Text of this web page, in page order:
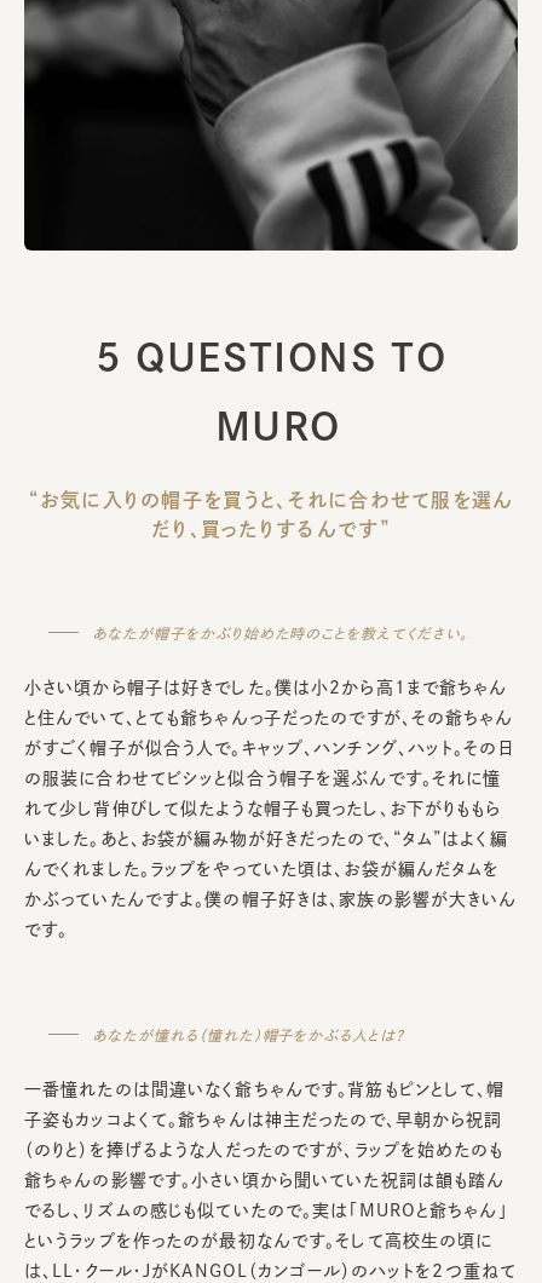
5 QUESTIONS TO
MURO
“お気に入りの帽子を買うと、それに合わせて服を選ん
だり、買ったりするんです”
あなたが帽子をかぶり始めた時のことを教えてください。
小さい頃から帽子は好きでした。僕は小2から高1まで爺ちゃん
と住んでいて、とても爺ちゃんっ子だったのですが、その爺ちゃん
がすごく帽子が似合う人で。キャップ、ハンチング、ハット。その日
の服装に合わせてビシッと似合う帽子を選ぶんです。それに憧
れて少し背伸びして似たような帽子も買ったし、お下がりももら
いました。あと、お袋が編み物が好きだったので、“タム”はよく編
んでくれました。ラップをやっていた頃は、お袋が編んだタムを
かぶっていたんですよ。僕の帽子好きは、家族の影響が大きいん
です。
あなたが憧れる（憧れた）帽子をかぶる人とは？
一番憧れたのは間違いなく爺ちゃんです。背筋もピンとして、帽
子姿もカッコよくて。爺ちゃんは神主だったので、早朝から祝詞
（のりと）を捧げるような人だったのですが、ラップを始めたのも
爺ちゃんの影響です。小さい頃から聞いていた祝詞は韻も踏ん
でるし、リズムの感じも似ていたので。実は「MUROと爺ちゃん」
というラップを作ったのが最初なんです。そして高校生の頃に
は、LL・クール・JがKANGOL（カンゴール）のハットを2つ重ねて